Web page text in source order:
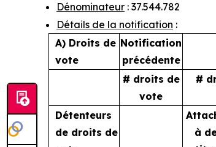
Dénominateur : 37.544.782
Détails de la notification :
A) Droits de
vote
Notification
précédente
# droits de
vote
#
Détenteurs
de droits de
à